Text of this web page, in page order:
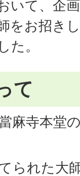
いて、企
をお招き
た。
て
麻寺本堂
られた大